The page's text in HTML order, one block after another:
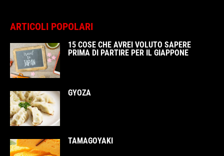
ARTICOLI POPOLARI
15 COSE CHE AVREI VOLUTO SAPERE
PRIMA DI PARTIRE PER IL GIAPPONE
GYOZA
TAMAGOYAKI